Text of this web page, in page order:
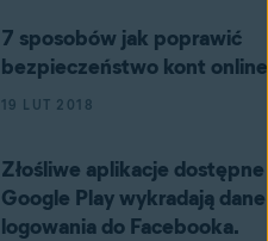
7 sposobów jak poprawić
bezpieczeństwo kont online
19 LUT 2018
Złośliwe aplikacje
Google Play wykradają dane
logowania do Facebooka.